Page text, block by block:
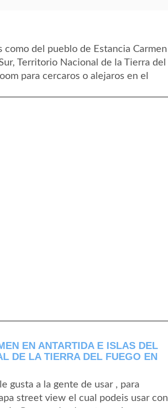
del pueblo de Estancia Carmen
Territorio Nacional de la Tierra del
para cercaros o alejaros en el
EN ANTARTIDA E ISLAS DEL
DE LA TIERRA DEL FUEGO EN
gusta a la gente de usar , para
street view el cual podeis usar con